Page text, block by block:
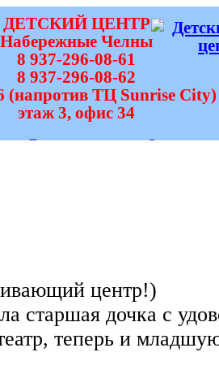
ДЕТСКИЙ ЦЕНТР
Набережные Челны
8 937-296-08-61
8 937-296-08-62
(напротив ТЦ Sunrise City)
этаж 3, офис 34
Вам перезвонить?
центр!)
старшая дочка с
теперь и